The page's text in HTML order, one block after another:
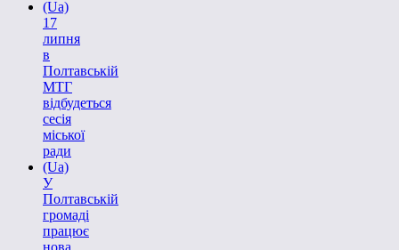
(Ua)
17
липня
в
Полтавській
МТГ
відбудеться
сесія
міської
ради
(Ua)
У
Полтавській
громаді
працює
нова